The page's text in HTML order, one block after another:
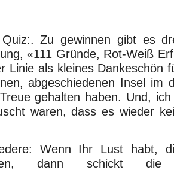
Zu gewinnen gibt es
«111 Gründe, Rot-Weiß
Linie als kleines Dankeschön
abgeschiedenen Insel im
gehalten haben. Und,
waren, dass es wieder
Wenn Ihr Lust habt,
dann schickt